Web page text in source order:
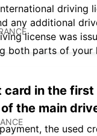
driving
any additional
license was
both parts of your
card in the first
the main
the used